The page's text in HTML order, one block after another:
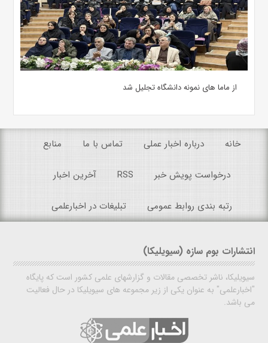
از ماما های نمونه دانشگاه تجلیل شد
خانه درباره اخبار عملی تماس با ما منابع
درخواست پویش خبر RSS آخرین اخبار
رتبه بندی روابط عمومی تبلیغات در اخبارعلمی
انتشارات بوم سازه (سیویلیکا)
سیویلیکا، ناشر تخصصی مقالات و گزارشهای علمی کشور است که پایگاه
"اخبارعلمی" به عنوان یکی از زیر مجموعه های سیویلیکا در حال فعالیت
می باشد.